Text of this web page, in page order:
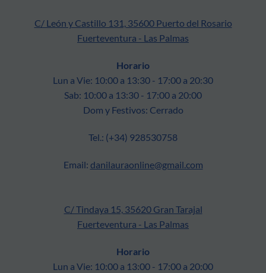
C/ León y Castillo 131, 35600 Puerto del Rosario
Fuerteventura - Las Palmas
Horario
Lun a Vie: 10:00 a 13:30 - 17:00 a 20:30
Sab: 10:00 a 13:30 - 17:00 a 20:00
Dom y Festivos: Cerrado
Tel.: (+34) 928530758
Email: danilauraonline@gmail.com
C/ Tindaya 15, 35620 Gran Tarajal
Fuerteventura - Las Palmas
Horario
Lun a Vie: 10:00 a 13:00 - 17:00 a 20:00